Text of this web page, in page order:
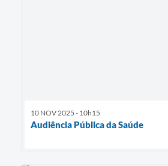
10 NOV 2025 - 10h15
Audiência Pública da Saúde